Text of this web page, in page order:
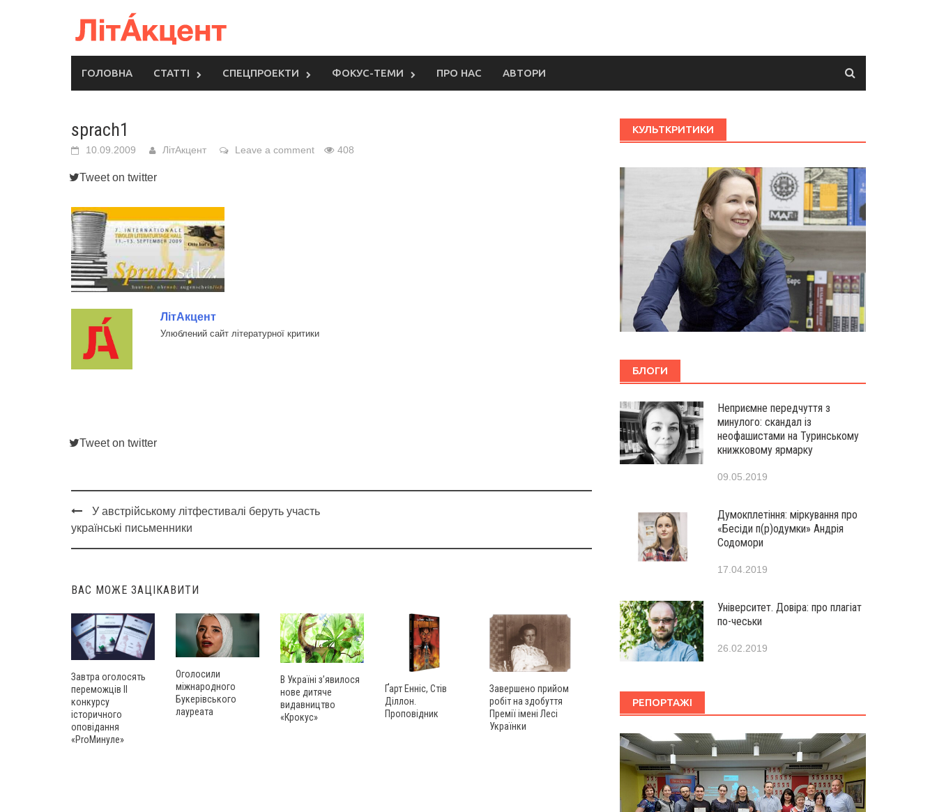
ГОЛОВНА СТАТТІ СПЕЦПРОЕКТИ ФОКУС-ТЕМИ ПРО НАС АВТОРИ
sprach1
10.09.2009 ЛітАкцент Leave a comment 408
Tweet on twitter
ЛітАкцент
Улюблений сайт літературної критики
Tweet on twitter
Post
navigation
У австрійському літфестивалі беруть участь
українські письменники
ВАС МОЖЕ ЗАЦІКАВИТИ
Завтра оголосять
переможців ІІ
конкурсу
історичного
оповідання
«ProМинуле»
Оголосили
міжнародного
Букерівського
лауреата
В Україні з’явилося
нове дитяче
видавництво
«Крокус»
Ґарт Енніс, Стів
Діллон.
Проповідник
Завершено прийом
робіт на здобуття
Премії імені Лесі
Українки
КУЛЬТКРИТИКИ
БЛОГИ
Неприємне передчуття з
минулого: скандал із
неофашистами на Туринському
книжковому ярмарку
09.05.2019
Думокплетіння: міркування про
«Бесіди п(р)одумки» Андрія
Содомори
17.04.2019
Університет. Довіра: про плагіат
по-чеськи
26.02.2019
РЕПОРТАЖІ